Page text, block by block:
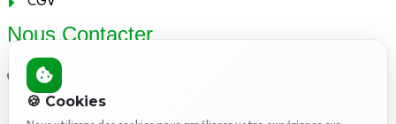
Nous Contacter
01.48.12.21.86
🍪 Cookies